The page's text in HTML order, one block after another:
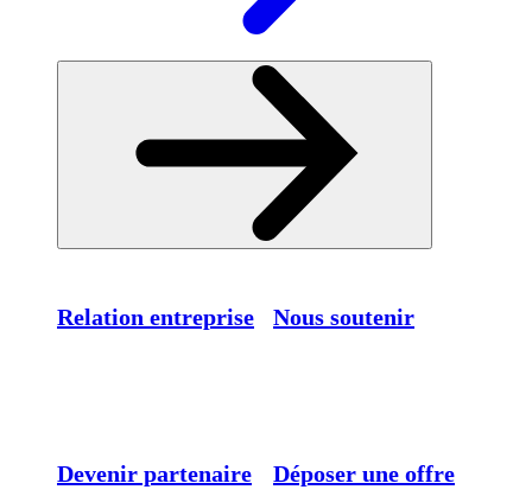
Relation entreprise Nous soutenir
Devenir partenaire Déposer une offre